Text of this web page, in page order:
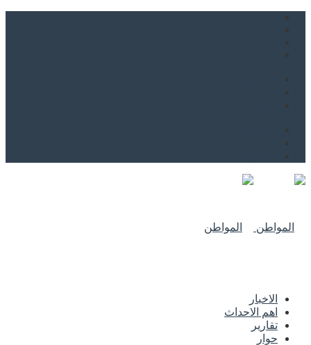
الاخبار
اهم الاحداث
تقارير
حوار